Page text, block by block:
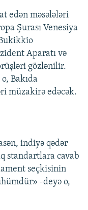
edən məsələləri
Şurası Venesiya
Aparatı və
gözlənilir.
Bakıda
müzakirə edəcək.
indiyə qədər
standartlara cavab
seçkisinin
-deyə o,